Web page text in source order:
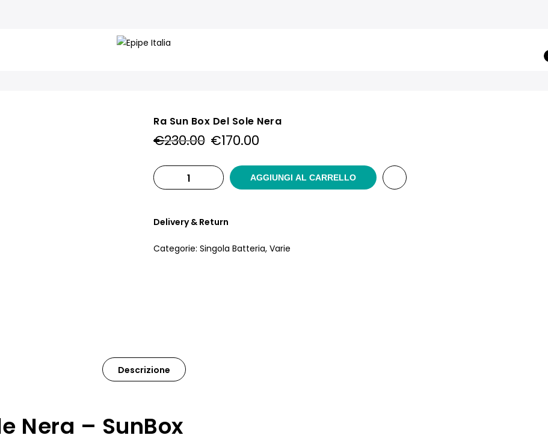
Ra Sun Box Del Sole Nera
€230.00 Il
originale
era:
€230.00.
€170.00
attuale
è:
€170.00.
AGGIUNGI AL CARRELLO
Delivery & Return
Categorie: Singola Batteria, Varie
Descrizione
Nera – SunBox